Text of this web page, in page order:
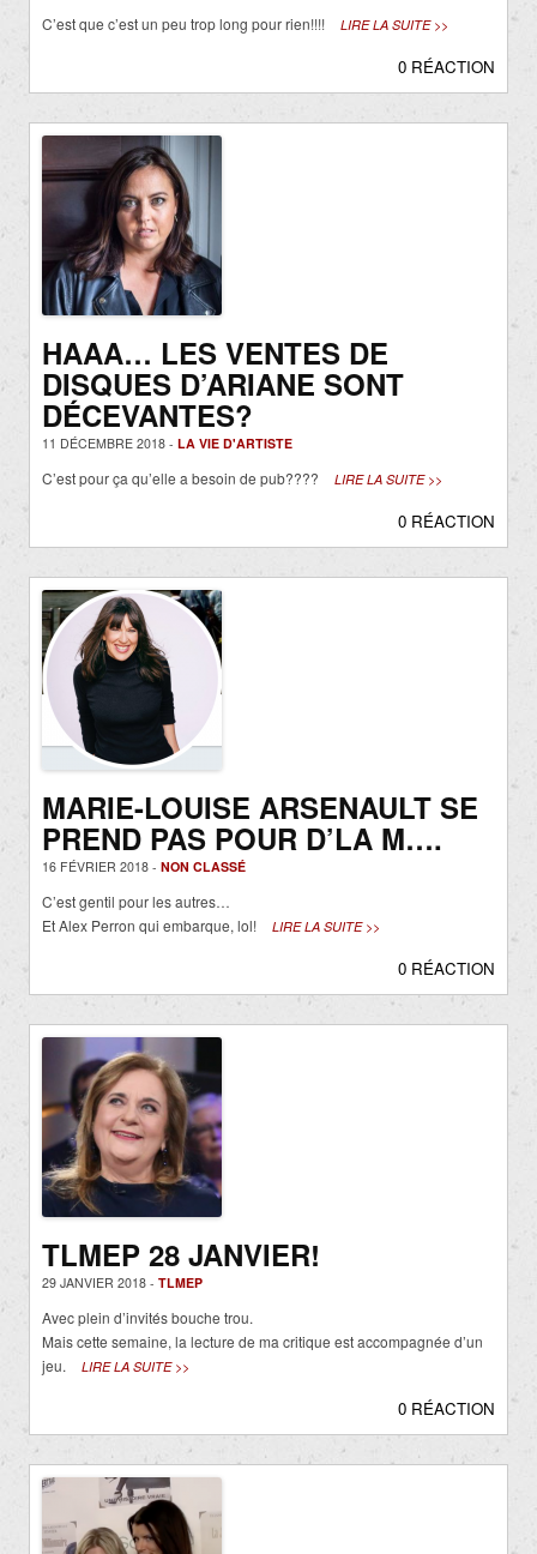
C’est que c’est un peu trop long pour rien!!!! LIRE LA SUITE >>
0 RÉACTION
HAAA… LES VENTES DE
DISQUES D’ARIANE SONT
DÉCEVANTES?
11 DÉCEMBRE 2018 - LA VIE D'ARTISTE
C’est pour ça qu’elle a besoin de pub???? LIRE LA SUITE >>
0 RÉACTION
MARIE-LOUISE ARSENAULT SE
PREND PAS POUR D’LA M….
16 FÉVRIER 2018 - NON CLASSÉ
C’est gentil pour les autres…
Et Alex Perron qui embarque, lol!
LIRE LA SUITE >>
0 RÉACTION
TLMEP 28 JANVIER!
29 JANVIER 2018 - TLMEP
Avec plein d’invités bouche trou.
Mais cette semaine, la lecture de ma critique est accompagnée d’un
jeu.
LIRE LA SUITE >>
0 RÉACTION